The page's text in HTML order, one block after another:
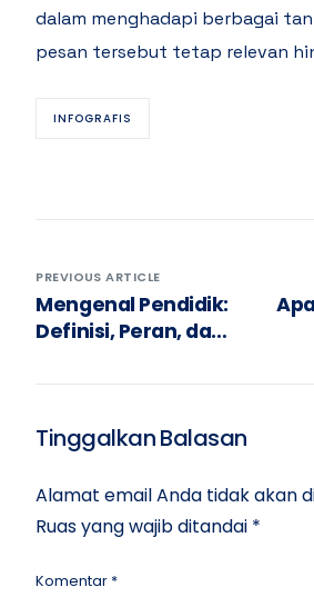
dalam menghadapi berbagai
pesan tersebut tetap relevan
INFOGRAFIS
PREVIOUS ARTICLE
Mengenal Pendidik:
Definisi, Peran, dan
Jawabnya
Tinggalkan Balasan
Alamat email Anda tidak akan
Ruas yang wajib ditandai *
Komentar *